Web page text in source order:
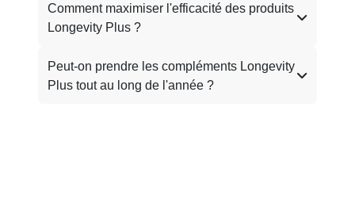
Comment maximiser l'efficacité des produits
Longevity Plus ?
Peut-on prendre les compléments Longevity
Plus tout au long de l'année ?